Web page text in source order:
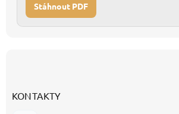
Stáhnout PDF
KONTAKTY